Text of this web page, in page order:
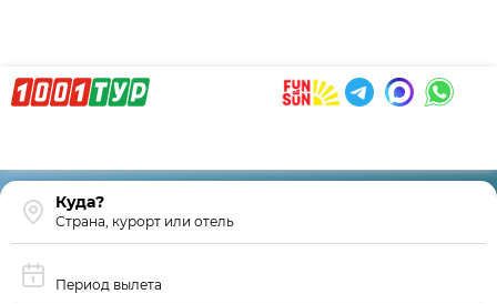
Страна, курорт или отель
Период вылета